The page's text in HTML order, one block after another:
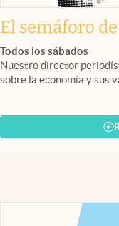
El semáforo
Todos los sábados
Nuestro director
sobre la economía y sus